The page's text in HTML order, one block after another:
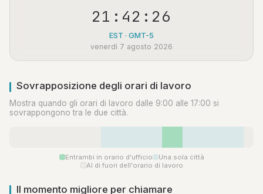
21:42:27
EST · GMT-5
venerdì 7 agosto 2026
Sovrapposizione degli orari di lavoro
Mostra quando gli orari di lavoro dalle 9:00 alle 17:00 si
sovrappongono tra le due città.
Entrambi in orario d'ufficio
Una sola città
Al di fuori dell'orario di lavoro
Il momento migliore per chiamare